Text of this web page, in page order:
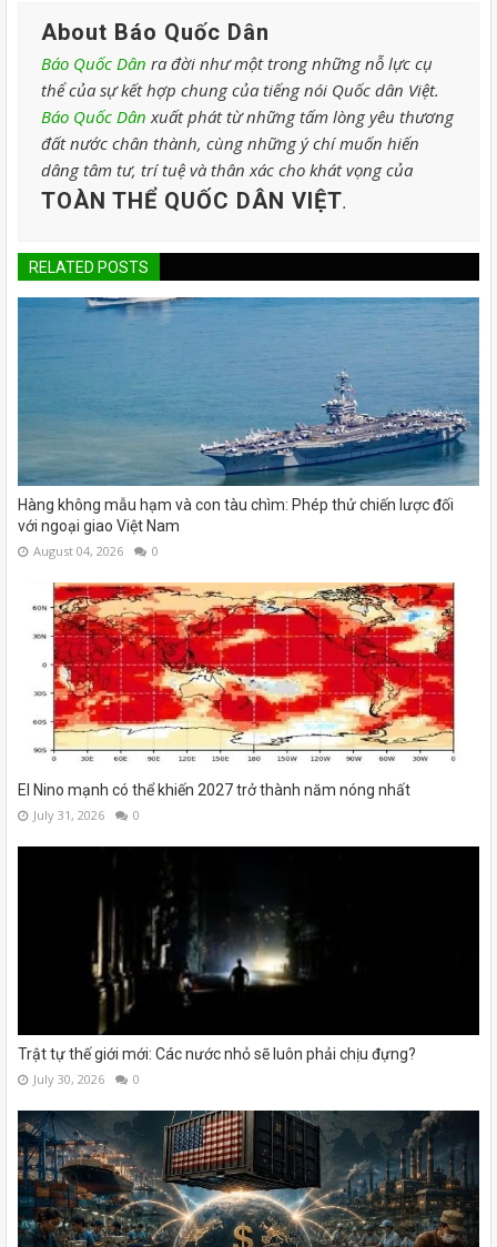
About Báo Quốc Dân
Báo Quốc Dân ra đời như một trong những nỗ lực cụ
thể của sự kết hợp chung của tiếng nói Quốc dân Việt.
Báo Quốc Dân xuất phát từ những tấm lòng yêu thương
đất nước chân thành, cùng những ý chí muốn hiến
dâng tâm tư, trí tuệ và thân xác cho khát vọng của
TOÀN THỂ QUỐC DÂN VIỆT.
RELATED POSTS
Hàng không mẫu hạm và con tàu chìm: Phép thử chiến lược đối
với ngoại giao Việt Nam
August 04, 2026 0
El Nino mạnh có thể khiến 2027 trở thành năm nóng nhất
July 31, 2026 0
Trật tự thế giới mới: Các nước nhỏ sẽ luôn phải chịu đựng?
July 30, 2026 0